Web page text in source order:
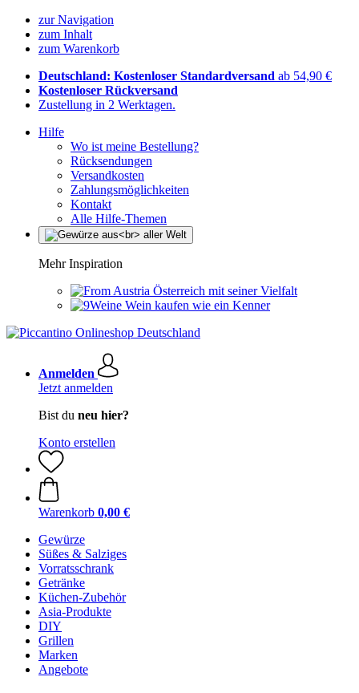
zur Navigation
zum Inhalt
zum Warenkorb
Deutschland: Kostenloser Standardversand ab 54,90 €
Kostenloser Rückversand
Zustellung in 2 Werktagen.
Hilfe
Wo ist meine Bestellung?
Rücksendungen
Versandkosten
Zahlungsmöglichkeiten
Kontakt
Alle Hilfe-Themen
Mehr Inspiration
Österreich mit seiner Vielfalt
Wein kaufen wie ein Kenner
Anmelden
Jetzt anmelden
Bist du neu hier?
Konto erstellen
Warenkorb 0,00 €
Gewürze
Süßes & Salziges
Vorratsschrank
Getränke
Küchen-Zubehör
Asia-Produkte
DIY
Grillen
Marken
Angebote